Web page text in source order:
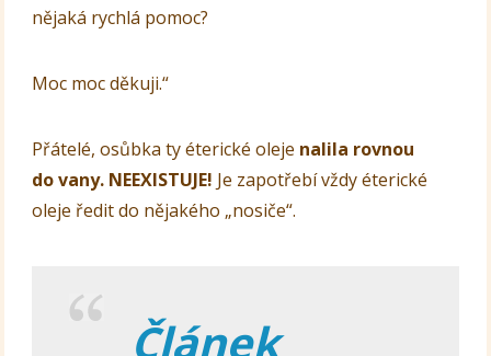
nějaká rychlá pomoc?
Moc moc děkuji.“
Přátelé, osůbka ty éterické oleje nalila rovnou
do vany. NEEXISTUJE! Je zapotřebí vždy éterické
oleje ředit do nějakého „nosiče“.
Článek